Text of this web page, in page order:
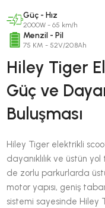
Güç - Hız
2000W - 65 km/h
Menzil - Pil
75 KM - 52V/20.8Ah
Hiley Tiger
Güç ve
Buluşması
Hiley Tiger elektrikli
dayanıklılık ve üstün
de zorlu parkurlarda
motor yapısı, geniş
sistemi sayesinde Hiley